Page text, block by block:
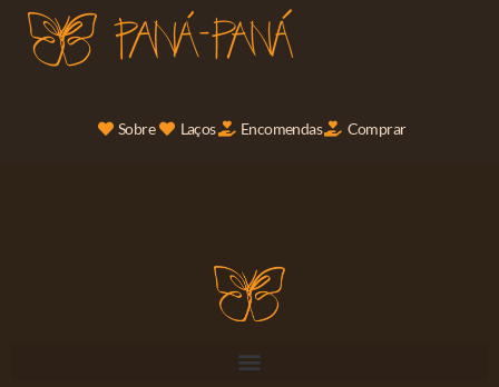
Sobre Laços Encomendas Comprar